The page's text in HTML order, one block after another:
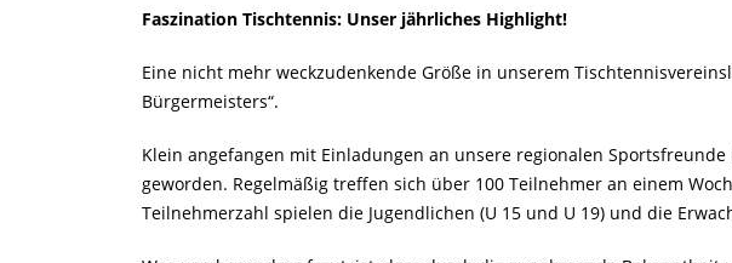
Faszination Tischtennis: Unser jährliches Highlight!
Eine nicht mehr weckzudenkende Größe in unserem
Bürgermeisters“.
Klein angefangen mit Einladungen an unsere regionalen
geworden. Regelmäßig treffen sich über 100 Teilnehmer an einem
Teilnehmerzahl spielen die Jugendlichen (U 15 und U 19) und die